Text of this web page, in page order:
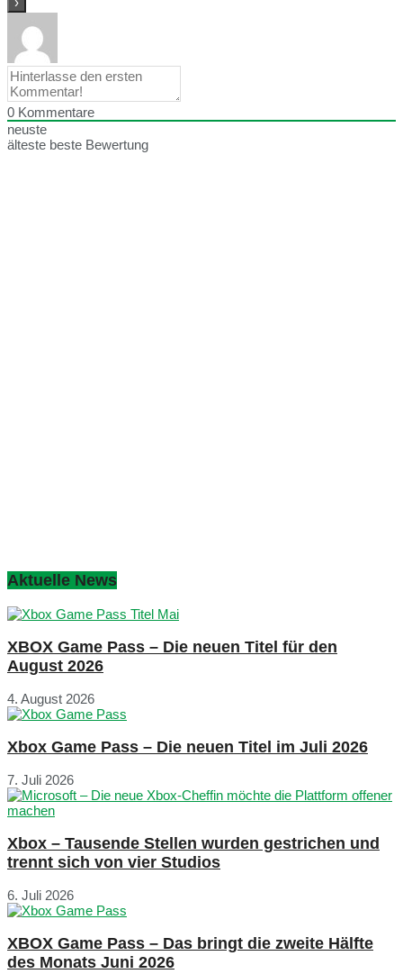
0 Kommentare
neuste
älteste beste Bewertung
Aktuelle News
XBOX Game Pass – Die neuen Titel für den
August 2026
4. August 2026
Xbox Game Pass – Die neuen Titel im Juli 2026
7. Juli 2026
Xbox – Tausende Stellen wurden gestrichen und
trennt sich von vier Studios
6. Juli 2026
XBOX Game Pass – Das bringt die zweite Hälfte
des Monats Juni 2026